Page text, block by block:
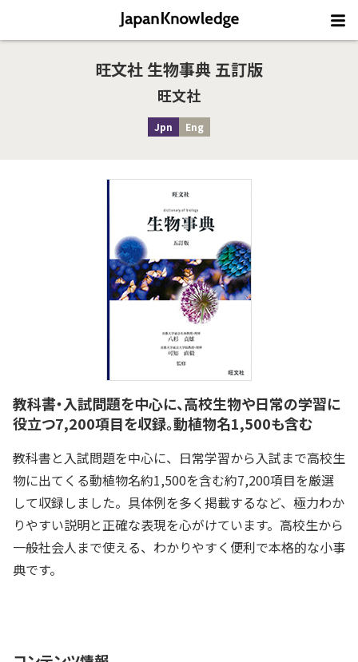
旺文社 生物事典 五訂版
旺文社
Jpn Eng
教科書・入試問題を中心に、高校生物や日常の学習に
役立つ7,200項目を収録。動植物名1,500も含む
教科書と入試問題を中心に、日常学習から入試まで高校生
物に出てくる動植物名約1,500を含む約7,200項目を厳選
して収録しました。具体例を多く掲載するなど、極力わか
りやすい説明と正確な表現を心がけています。高校生から
一般社会人まで使える、わかりやすく便利で本格的な小事
典です。